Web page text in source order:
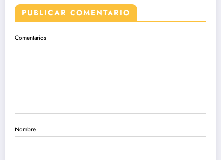
PUBLICAR COMENTARIO
Comentarios
Nombre